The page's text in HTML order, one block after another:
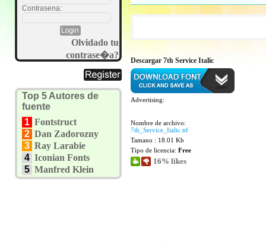
Contrasena:
Olvidado tu
contrase�a?
Top 5 Autores de
fuente
1 Fontstruct
2 Dan Zadorozny
3 Ray Larabie
4 Iconian Fonts
5 Manfred Klein
Descargar 7th Service Italic
Advertising:
Nombre de archivo:
7th_Service_Italic.ttf
Tamano : 18.01 Kb
Tipo de licencia: Free
16% likes